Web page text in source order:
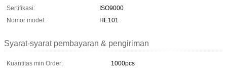
Sertifikasi:
ISO9000
Nomor model:
HE101
Syarat-syarat pembayaran & pengiriman
Kuantitas min Order:
1000pcs